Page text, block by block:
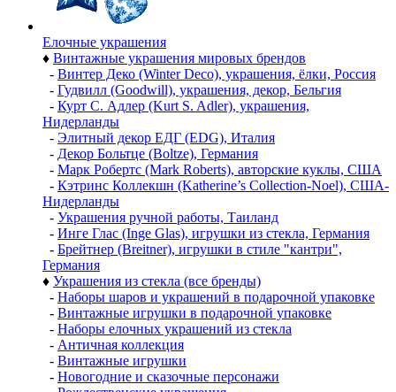
Елочные украшения
♦ Винтажные украшения мировых брендов
- Винтер Деко (Winter Deco), украшения, ёлки, Россия
- Гудвилл (Goodwill), украшения, декор, Бельгия
- Курт С. Адлер (Kurt S. Adler), украшения,
Нидерланды
- Элитный декор ЕДГ (EDG), Италия
- Декор Больтце (Boltze), Германия
- Марк Робертс (Mark Roberts), авторские куклы, США
- Кэтринс Коллекшн (Katherine’s Collection-Noel), США-
Нидерланды
- Украшения ручной работы, Таиланд
- Инге Глас (Inge Glas), игрушки из стекла, Германия
- Брейтнер (Breitner), игрушки в стиле "кантри",
Германия
♦ Украшения из стекла (все бренды)
- Наборы шаров и украшений в подарочной упаковке
- Винтажные игрушки в подарочной упаковке
- Наборы елочных украшений из стекла
- Античная коллекция
- Винтажные игрушки
- Новогодние и сказочные персонажи